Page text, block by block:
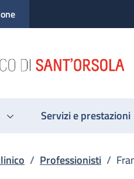
Servizi e prestazioni
pane
/ Professionisti /